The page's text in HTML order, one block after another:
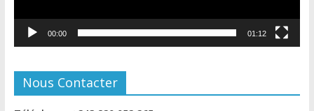
00:00 01:12
Nous Contacter